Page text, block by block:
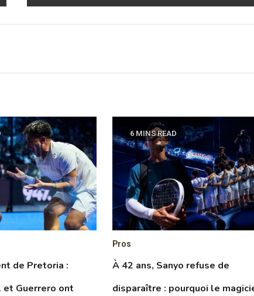
de Pretoria :
et Guerrero ont
6 MINS READ
Pros
À 42 ans, Sanyo refuse de
disparaître : pourquoi le